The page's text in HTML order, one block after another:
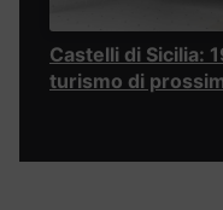
Castelli di Sicilia:
turismo di